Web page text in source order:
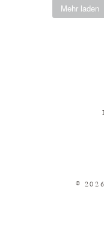
Mehr laden
©